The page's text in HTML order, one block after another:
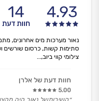
4.93
14
חוות דעת
נאור מערכות מים אחרונים,
סתימות קשות, כרסום שורשים
צילומי קווי ביוב,...
חוות דעת של אלרן
5.00